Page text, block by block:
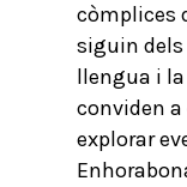
còmplices
siguin dels
llengua i
conviden a
explorar